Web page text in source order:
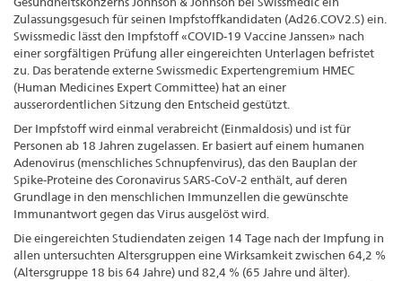
Zulassungsgesuch für seinen Impfstoffkandidaten (Ad26.COV2.S) ein.
Swissmedic lässt den Impfstoff «COVID-19 Vaccine Janssen» nach
einer sorgfältigen Prüfung aller eingereichten Unterlagen befristet
zu. Das beratende externe Swissmedic Expertengremium HMEC
(Human Medicines Expert Committee) hat an einer
ausserordentlichen Sitzung den Entscheid gestützt.
Der Impfstoff wird einmal verabreicht (Einmaldosis) und ist für
Personen ab 18 Jahren zugelassen. Er basiert auf einem humanen
Adenovirus (menschliches Schnupfenvirus), das den Bauplan der
Spike-Proteine des Coronavirus SARS-CoV-2 enthält, auf deren
Grundlage in den menschlichen Immunzellen die gewünschte
Immunantwort gegen das Virus ausgelöst wird.
Die eingereichten Studiendaten zeigen 14 Tage nach der Impfung in
allen untersuchten Altersgruppen eine Wirksamkeit zwischen 64,2 %
(Altersgruppe 18 bis 64 Jahre) und 82,4 % (65 Jahre und älter).